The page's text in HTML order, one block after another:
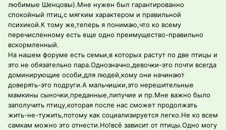
любимые Шенцовы).Мне нужен был гарантированно
спокойный птиц,с мягким характером и правильной
психикой.К тому же,теперь я понимаю,что ко всему
перечисленному есть еще одно преимущество-правильно
вскормленный.
На нашем форуме есть семьи,в которых растут по две птицы и
это не обязательно пара.Однозначно,девочки-это почти всегда
доминирующие особи,для людей,кому они начинают
доверять-это подруги.А мальчишки,это нерешительные
мамкины сыночки,преданные,липучие и пр.Мне важно было
заполучить птицу,которая после нас сможет продолжать
жить-не-тужить,потому как социализируется легко.Не ко всем
самкам можно это отнести.Но!всё зависит от птицы.Одно могу